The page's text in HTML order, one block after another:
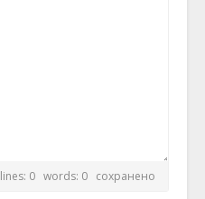
lines: 0 words: 0 сохранено